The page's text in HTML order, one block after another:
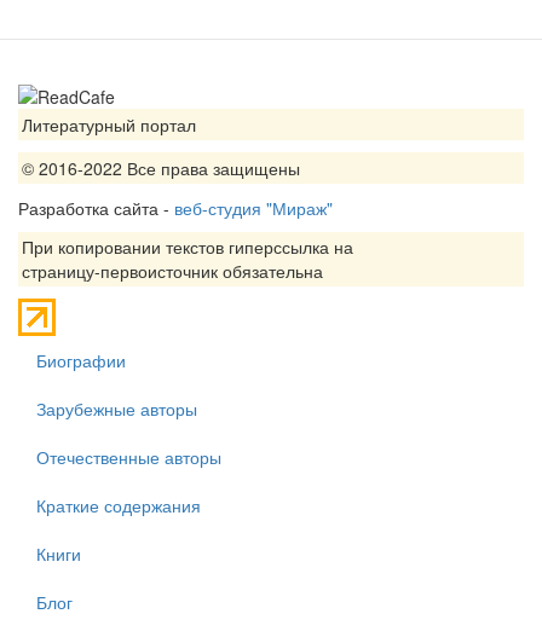
Литературный портал
© 2016-2022 Все права защищены
Разработка сайта - веб-студия "Мираж"
При копировании текстов гиперссылка на
страницу-первоисточник обязательна
Биографии
Зарубежные авторы
Отечественные авторы
Краткие содержания
Книги
Блог